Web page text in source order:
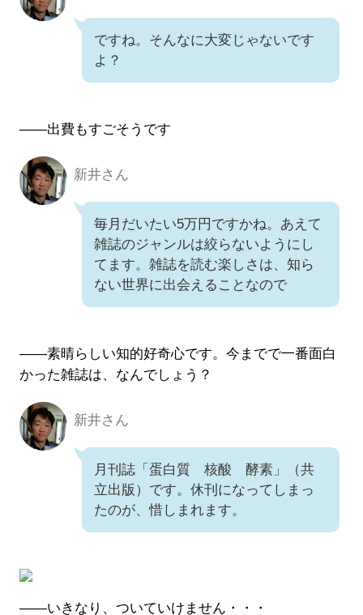
ですね。そんなに大変じゃないです
よ？
――出費もすごそうです
新井さん
新井さん
毎月だいたい5万円ですかね。あえて
雑誌のジャンルは絞らないようにし
てます。雑誌を読む楽しさは、知ら
ない世界に出会えることなので
――素晴らしい知的好奇心です。今までで一番面白
かった雑誌は、なんでしょう？
新井さん
新井さん
月刊誌「蛋白質 核酸 酵素」（共
立出版）です。休刊になってしまっ
たのが、惜しまれます。
――いきなり、ついていけません・・・